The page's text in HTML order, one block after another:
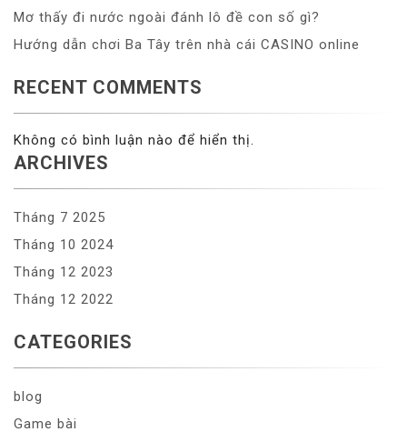
Mơ thấy đi nước ngoài đánh lô đề con số gì?
Hướng dẫn chơi Ba Tây trên nhà cái CASINO online
RECENT COMMENTS
Không có bình luận nào để hiển thị.
ARCHIVES
Tháng 7 2025
Tháng 10 2024
Tháng 12 2023
Tháng 12 2022
CATEGORIES
blog
Game bài